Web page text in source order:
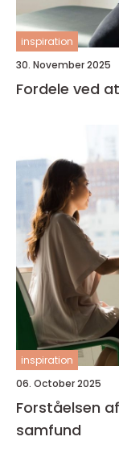
inspiration
30. November 2025
Fordele ved
inspiration
06. October 2025
Forståelsen
samfund